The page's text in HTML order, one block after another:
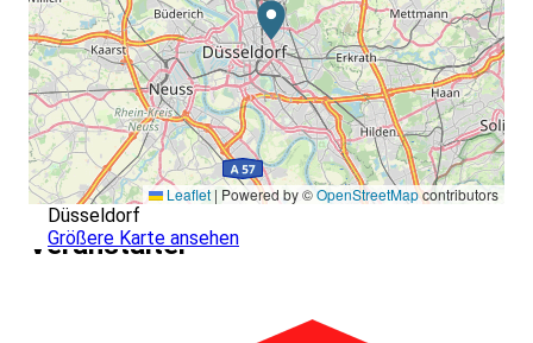
Leaflet | Powered by ©OpenStreetMapcontributors
Düsseldorf
Größere Karte ansehen
Veranstalter